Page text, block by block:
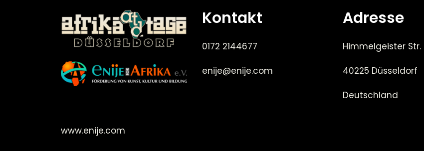
www.enije.com
Kontakt
0172 2144677
enije@enije.com
Adresse
Himmelgeister Str.
40225 Düsseldorf
Deutschland